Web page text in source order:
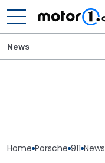
News
Home Porsche 911 News